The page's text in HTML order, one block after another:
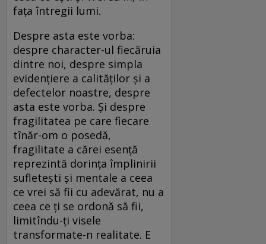
faţa întregii lumi.
Despre asta este vorba:
despre character-ul fiecăruia
dintre noi, despre simpla
evidenţiere a calităţilor şi a
defectelor noastre, despre
asta este vorba. Şi despre
fragilitatea pe care fiecare
tînăr-om o posedă,
fragilitate a cărei esenţă
reprezintă dorinţa împlinirii
sufleteşti şi mentale a ceea
ce vrei să fii cu adevărat, nu a
ceea ce ţi se ordonă să fii,
limitîndu-ţi visele
transformate-n realitate. E